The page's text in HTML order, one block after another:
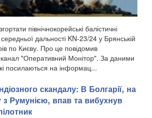
північнокорейські балістичні
дальності KN-23/24 у Брянській
по Києву. Про це повідомив
канал "Оперативний Монітор". За даними
посилаються на інформац...
скандалу: В Болгарії, на
з Румунією, впав та вибухнув